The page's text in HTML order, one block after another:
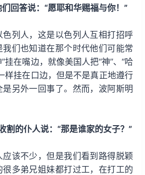
回答说：“愿耶和华赐福与你！”
列人，这是以色列人互相打招呼
们也知道在那个时代他们可能常
”挂在嘴边，就像美国人把“神”、“哈
样挂在口边，但是不是真正地遵行
另外一回事了。然而，波阿斯明
割的仆人说：“那是谁家的女子？”
该不少，但是我们看到路得脱颖
多弟兄姐妹都打过工，在打工的